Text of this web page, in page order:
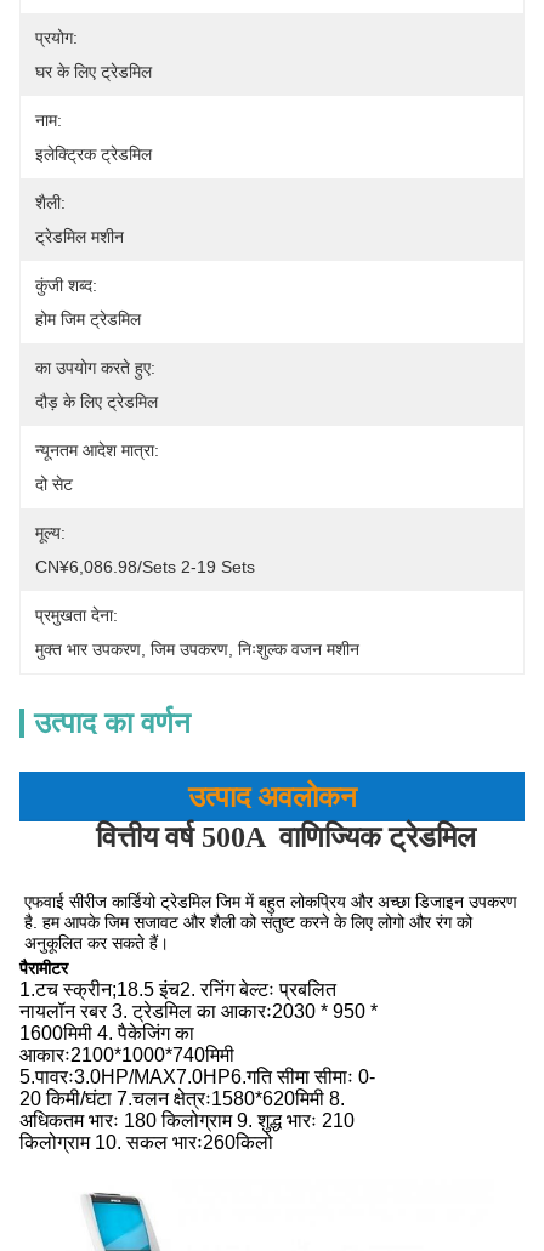
प्रयोग:
घर के लिए ट्रेडमिल
नाम:
इलेक्ट्रिक ट्रेडमिल
शैली:
ट्रेडमिल मशीन
कुंजी शब्द:
होम जिम ट्रेडमिल
का उपयोग करते हुए:
दौड़ के लिए ट्रेडमिल
न्यूनतम आदेश मात्रा:
दो सेट
मूल्य:
CN¥6,086.98/sets 2-19 Sets
प्रमुखता देना:
मुक्त भार उपकरण जिम उपकरण निःशुल्क वजन मशीन
उत्पाद का वर्णन
उत्पाद अवलोकन
वित्तीय वर्ष 500A वाणिज्यिक ट्रेडमिल
एफवाई सीरीज कार्डियो ट्रेडमिल जिम में बहुत लोकप्रिय और अच्छा डिजाइन उपकरण
है. हम आपके जिम सजावट और शैली को संतुष्ट करने के लिए लोगो और रंग को
अनुकूलित कर सकते हैं।
पैरामीटर
1.टच स्क्रीन;18.5 इंच2. रनिंग बेल्टः प्रबलित
नायलॉन रबर 3. ट्रेडमिल का आकारः2030 * 950 *
1600मिमी 4. पैकेजिंग का
आकारः2100*1000*740मिमी
5.पावरः3.0HP/MAX7.0HP6.गति सीमा सीमाः 0-
20 किमी/घंटा 7.चलन क्षेत्रः1580*620मिमी 8.
अधिकतम भारः 180 किलोग्राम 9. शुद्ध भारः 210
किलोग्राम 10. सकल भारः260किलो